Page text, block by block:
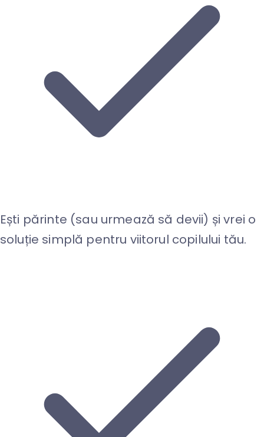
Ești părinte (sau urmează să devii) și vrei o
soluție simplă pentru viitorul copilului tău.